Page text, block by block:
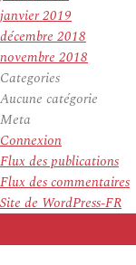
janvier 2019
décembre 2018
novembre 2018
Categories
Aucune catégorie
Meta
Connexion
Flux des publications
Flux des commentaires
Site de WordPress-FR